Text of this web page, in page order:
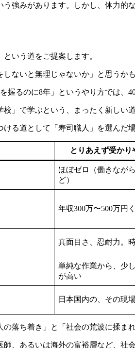
強みがあります。しかし、体力
いう道をご提案します。
ないと無理じゃないか」と思うか
握るのに8年」というやり方では、
」で学ぶという、まったく新しい
る道として「寿司職人」を選んだ
とりあえず受かり
ほぼゼロ（働きなが
ど）
年収300万〜500万円
真面目さ、忍耐力。
単純な作業から、少
が高い
日本国内の、その現
落ち着き」と「社会の荒波に揉ま
、あるいは海外の富裕層など、社